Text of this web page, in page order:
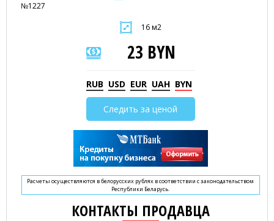
№1227
16 м2
23 BYN
RUB USD EUR UAH BYN
Следить за ценой
Расчеты осуществляются в белорусских рублях в соответствии с законодательством
Республики Беларусь.
КОНТАКТЫ ПРОДАВЦА